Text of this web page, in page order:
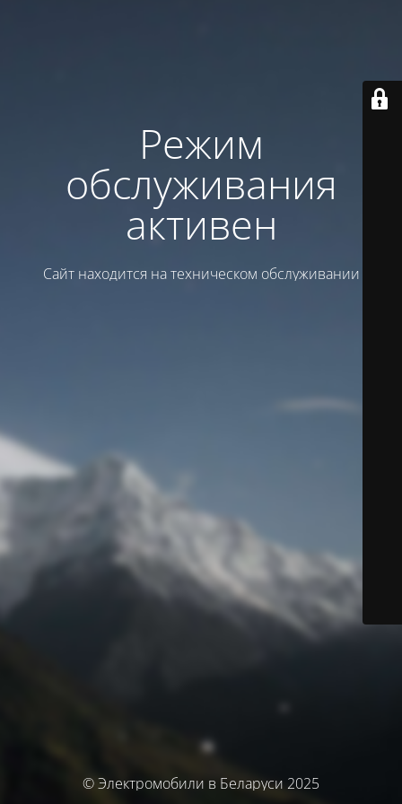
Режим
обслуживания
активен
Сайт находится на техническом обслуживании
© Электромобили в Беларуси 2025